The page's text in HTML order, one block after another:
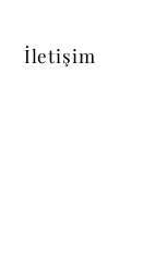
İletişim